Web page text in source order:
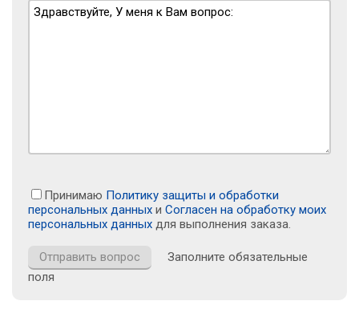
Принимаю Политику защиты и обработки
персональных данных и Согласен на обработку моих
персональных данных для выполнения заказа.
Заполните обязательные
поля